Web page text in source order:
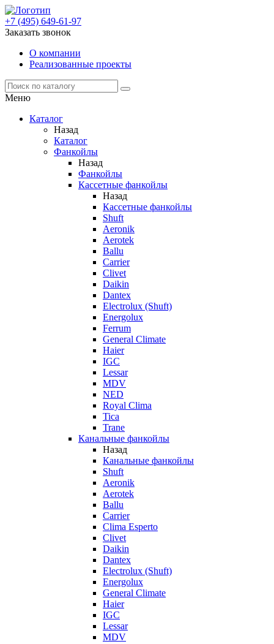
+7 (495) 649-61-97
Заказать звонок
О компании
Реализованные проекты
Меню
Каталог
Назад
Каталог
Фанкойлы
Назад
Фанкойлы
Кассетные фанкойлы
Назад
Кассетные фанкойлы
Shuft
Aeronik
Aerotek
Ballu
Carrier
Clivet
Daikin
Dantex
Electrolux (Shuft)
Energolux
Ferrum
General Climate
Haier
IGC
Lessar
MDV
NED
Royal Clima
Tica
Trane
Канальные фанкойлы
Назад
Канальные фанкойлы
Shuft
Aeronik
Aerotek
Ballu
Carrier
Clima Esperto
Clivet
Daikin
Dantex
Electrolux (Shuft)
Energolux
General Climate
Haier
IGC
Lessar
MDV